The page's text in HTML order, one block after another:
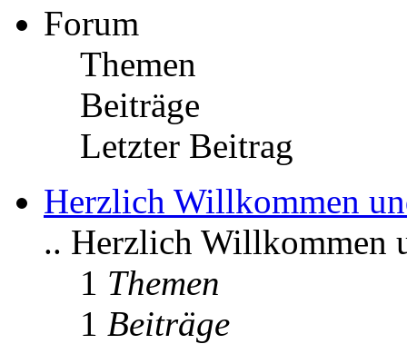
Forum
Themen
Beiträge
Letzter Beitrag
Herzlich Willkommen
.. Herzlich Willkommen
1 Themen
1 Beiträge